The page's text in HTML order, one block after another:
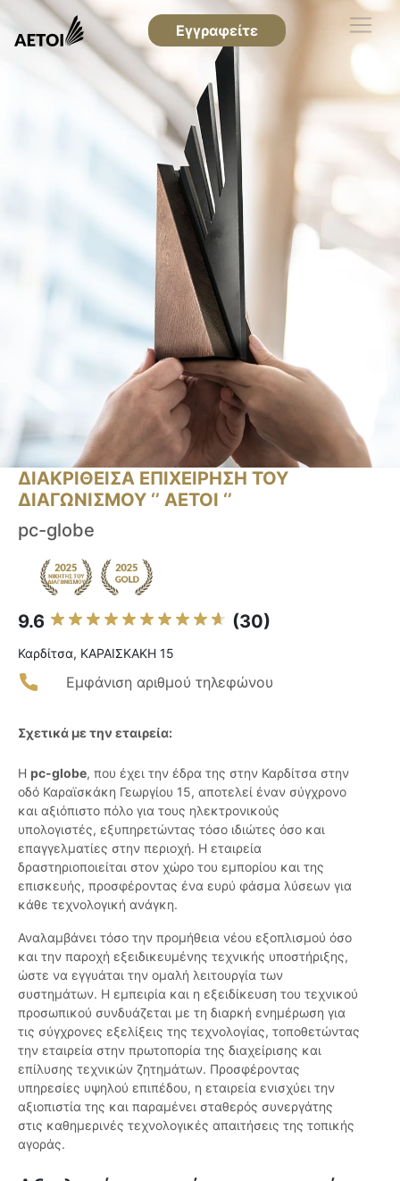
Εγγραφείτε
ΔΙΑΚΡΙΘΕΙΣΑ ΕΠΙΧΕΙΡΗΣΗ ΤΟΥ
ΔΙΑΓΩΝΙΣΜΟΥ ‘’ ΑΕΤΟΙ ‘’
pc-globe
9.6 (30)
Καρδίτσα, ΚΑΡΑΙΣΚΑΚΗ 15
Εμφάνιση αριθμού τηλεφώνου
Σχετικά με την εταιρεία:
Η pc-globe, που έχει την έδρα της στην Καρδίτσα στην
οδό Καραϊσκάκη Γεωργίου 15, αποτελεί έναν σύγχρονο
και αξιόπιστο πόλο για τους ηλεκτρονικούς
υπολογιστές, εξυπηρετώντας τόσο ιδιώτες όσο και
επαγγελματίες στην περιοχή. Η εταιρεία
δραστηριοποιείται στον χώρο του εμπορίου και της
επισκευής, προσφέροντας ένα ευρύ φάσμα λύσεων για
κάθε τεχνολογική ανάγκη.
Αναλαμβάνει τόσο την προμήθεια νέου εξοπλισμού όσο
και την παροχή εξειδικευμένης τεχνικής υποστήριξης,
ώστε να εγγυάται την ομαλή λειτουργία των
συστημάτων. Η εμπειρία και η εξειδίκευση του τεχνικού
προσωπικού συνδυάζεται με τη διαρκή ενημέρωση για
τις σύγχρονες εξελίξεις της τεχνολογίας, τοποθετώντας
την εταιρεία στην πρωτοπορία της διαχείρισης και
επίλυσης τεχνικών ζητημάτων. Προσφέροντας
υπηρεσίες υψηλού επιπέδου, η εταιρεία ενισχύει την
αξιοπιστία της και παραμένει σταθερός συνεργάτης
στις καθημερινές τεχνολογικές απαιτήσεις της τοπικής
αγοράς.